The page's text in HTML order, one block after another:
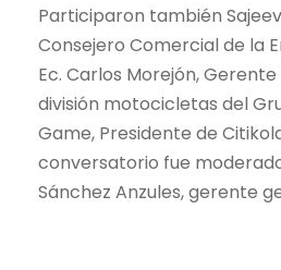
Participaron también
Consejero Comercial de la
Ec. Carlos Morejón,
división motocicletas del
Game, Presidente de
conversatorio fue
Sánchez Anzules, gerente